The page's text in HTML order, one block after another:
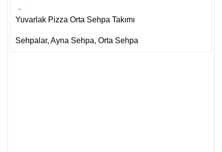
Yuvarlak Pizza Orta Sehpa Takımı
Sehpalar, Ayna Sehpa, Orta Sehpa